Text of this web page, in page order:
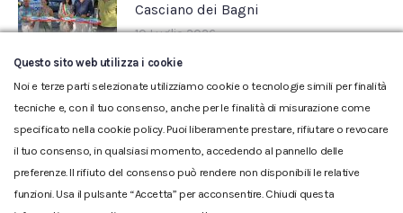
Casciano dei Bagni
10 Luglio 2026
Questo sito web utilizza i cookie
Noi e terze parti selezionate utilizziamo cookie o tecnologie simili per finalità
tecniche e, con il tuo consenso, anche per le finalità di misurazione come
specificato nella cookie policy. Puoi liberamente prestare, rifiutare o revocare
il tuo consenso, in qualsiasi momento, accedendo al pannello delle
preferenze. Il rifiuto del consenso può rendere non disponibili le relative
funzioni. Usa il pulsante “Accetta” per acconsentire. Chiudi questa